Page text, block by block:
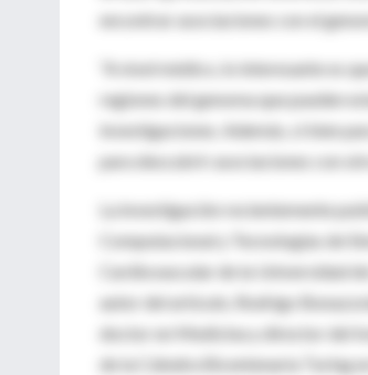
encontrar asociaciones con el
“A nivel médico, lo interesante es
regiones del genoma que pueden
investigaciones. Además, si bien
para descubrir asociaciones con
La investigación recientemente
Computacional y Tecnologías de
Cardiovascular de la Universidad
autor del artículo, Rodrigo
doctor en Medicina y director del
de la Cátedra Bicentenaria Turing